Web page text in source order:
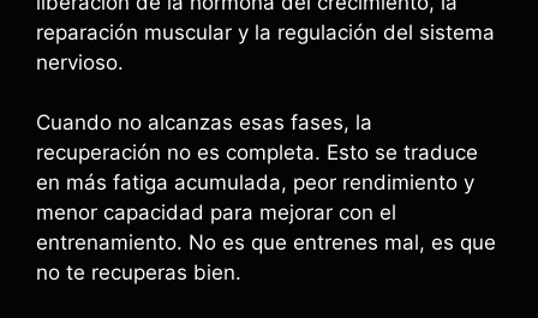
reparación muscular y la regulación del sistema
nervioso.
Cuando no alcanzas esas fases, la
recuperación no es completa. Esto se traduce
en más fatiga acumulada, peor rendimiento y
menor capacidad para mejorar con el
entrenamiento. No es que entrenes mal, es que
no te recuperas bien.